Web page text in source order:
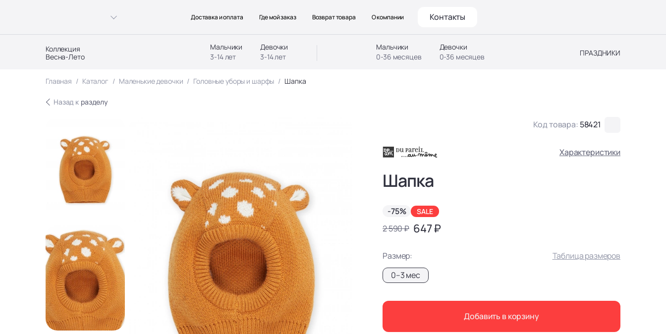
Коллекция
Весна-Лето
Мальчики
3-14 лет
Девочки
3-14 лет
Мальчики
0-36 месяцев
Девочки
0-36 месяцев
ПРАЗДНИКИ
Доставка и оплата Где мой заказ Возврат товара О компании Контакты
Главная Каталог Маленькие девочки Головные уборы и шарфы Шапка
Назад к разделу
Код товара: 58421
Характеристики
Шапка
-75% SALE
2 590 ₽ 647 ₽
Размер:
Таблица размеров
0–3 мес
Добавить в корзину